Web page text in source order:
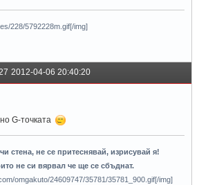
228/5792228m.gif[/img]
2012-04-06 20:40:20
G-точката
стена, не се притеснявай, изрисувай я!
не си вярвал че ще се сбъднат.
omgakuto/24609747/35781/35781_900.gif[/img]